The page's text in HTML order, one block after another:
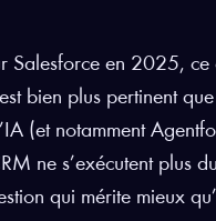
Salesforce en 2025, ce
bien plus pertinent
(et notamment
ne s’exécutent plus
qui mérite mieux